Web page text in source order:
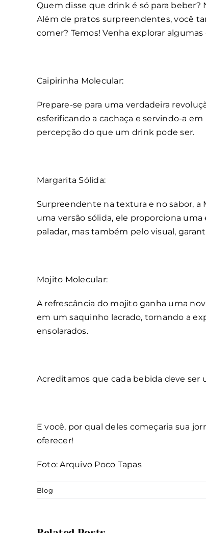
Quem disse que drink é só para beber?
Além de pratos surpreendentes, você
comer? Temos! Venha explorar
Caipirinha Molecular:
Prepare-se para uma verdadeira
esferificando a cachaça e servindo-a
percepção do que um drink pode ser.
Margarita Sólida:
Surpreendente na textura e no sabor, a
uma versão sólida, ele proporciona
paladar, mas também pelo visual,
Mojito Molecular:
A refrescância do mojito ganha uma
em um saquinho lacrado, tornando a
ensolarados.
Acreditamos que cada bebida deve ser
E você, por qual deles começaria sua
oferecer!
Foto: Arquivo Poco Tapas
Blog